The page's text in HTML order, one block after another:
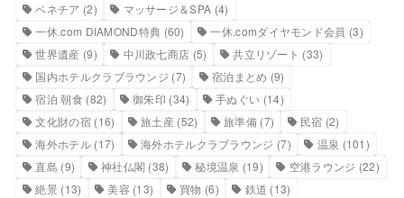
ベネチア (2) マッサージ＆SPA (4)
一休.com DIAMOND特典 (60) 一休.comダイヤモンド会員 (3)
世界遺産 (9) 中川政七商店 (5) 共立リゾート (33)
国内ホテルクラブラウンジ (7) 宿泊まとめ (9)
宿泊 朝食 (82) 御朱印 (34) 手ぬぐい (14)
文化財の宿(16) 旅土産 (52) 旅準備 (7) 民宿 (2)
海外ホテル(17) 海外ホテルクラブラウンジ (7) 温泉 (101)
直島 (9) 神社仏閣 (38) 秘境温泉 (19) 空港ラウンジ (22)
絶景 (13) 美容 (13) 買物 (6) 鉄道 (13)